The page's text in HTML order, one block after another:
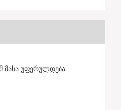
მასა უფერულდება.